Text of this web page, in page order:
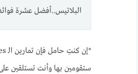
البلاتيس..أفضل عشرة
ستقومين بها وأنت تستلقين